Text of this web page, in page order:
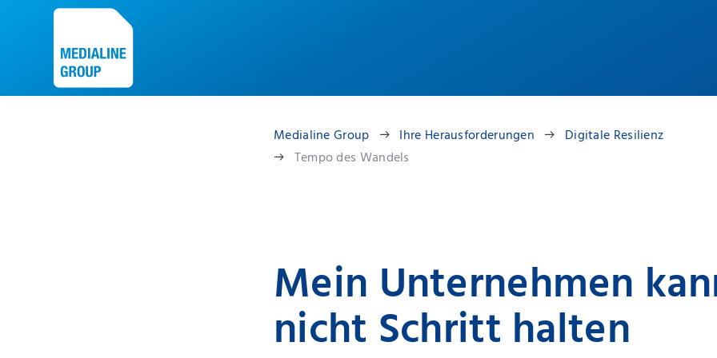
Medialine Group Ihre Herausforderungen
Digitale Resilienz
Tempo des Wandels
Mein Unternehmen
nicht Schritt halten